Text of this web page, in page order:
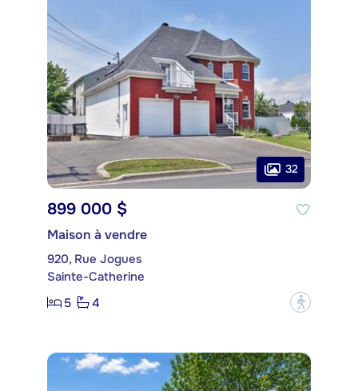
32
899 000 $
Maison à vendre
920, Rue Jogues
Sainte-Catherine
5
4 ?